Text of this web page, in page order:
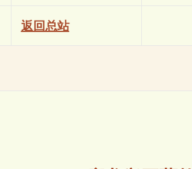
返回总站